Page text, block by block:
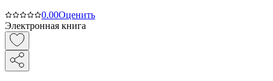
0.00Оценить
Электронная книга